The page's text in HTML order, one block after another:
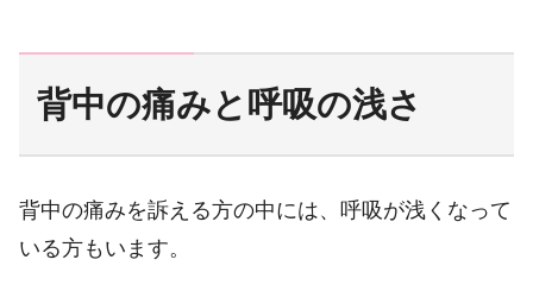
背中の痛みと呼吸の浅さ
背中の痛みを訴える方の中には、呼吸が浅くなって
いる方もいます。